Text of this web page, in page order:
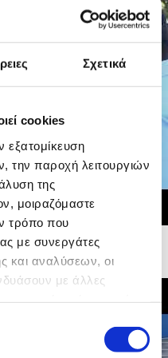
Σχετικά
cookies
εξατομίκευση
την παροχή λειτουργιών
της
μοιραζόμαστε
τρόπο που
με συνεργάτες
και αναλύσεων, οι
με άλλες
Τύμβο της
εισβολή του 1974